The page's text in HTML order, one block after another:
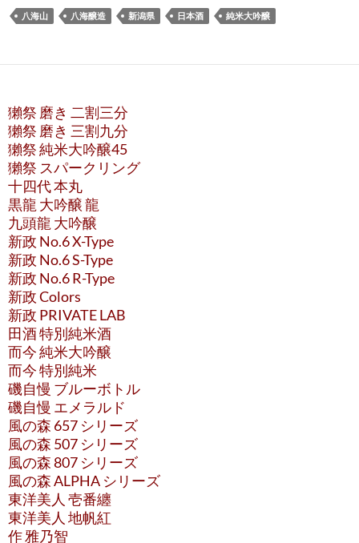
八海山 八海醸造 新潟県 日本酒 純米大吟醸
獺祭 磨き 二割三分
獺祭 磨き 三割九分
獺祭 純米大吟醸45
獺祭 スパークリング
十四代 本丸
黒龍 大吟醸 龍
九頭龍 大吟醸
新政 No.6 X-Type
新政 No.6 S-Type
新政 No.6 R-Type
新政 Colors
新政 PRIVATE LAB
田酒 特別純米酒
而今 純米大吟醸
而今 特別純米
磯自慢 ブルーボトル
磯自慢 エメラルド
風の森 657 シリーズ
風の森 507 シリーズ
風の森 807 シリーズ
風の森 ALPHA シリーズ
東洋美人 壱番纏
東洋美人 地帆紅
作 雅乃智